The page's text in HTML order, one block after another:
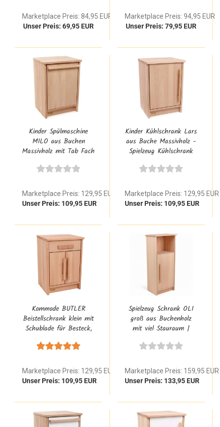
Marketplace Preis: 84,95 EUR
Unser Preis: 69,95 EUR
Marketplace Preis: 94,95 EUR
Unser Preis: 79,95 EUR
Kinder Spülmaschine
MILO aus Buchen
Massivholz mit Tab Fach
Geschirrspüler Modul für
Marketplace Preis: 129,95 EUR
Unser Preis: 109,95 EUR
Kinder Kühlschrank Lars
aus Buche Massivholz -
Spielzeug Kühlschrank
die Waldorf Kinderküche
Marketplace Preis: 129,95 EUR
Unser Preis: 109,95 EUR
Kommode BUTLER
Beistellschrank klein mit
Schublade für Besteck,
Zubehör aus Buche
Marketplace Preis: 129,95 EUR
Unser Preis: 109,95 EUR
Spielzeug Schrank OLI
groß aus Buchenholz
mit viel Stauraum |
Beistellschrank hoch
Marketplace Preis: 159,95 EUR
Unser Preis: 133,95 EUR